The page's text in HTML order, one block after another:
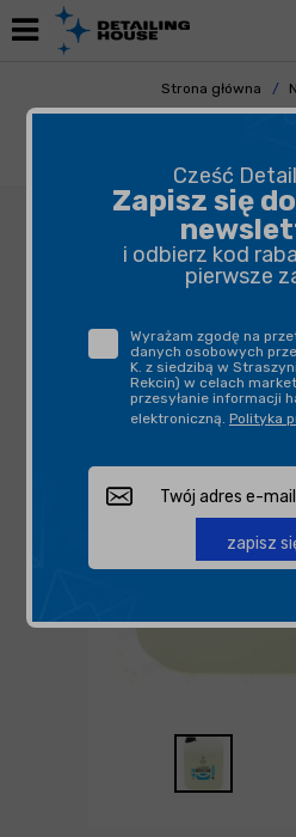
Strona główna
Mycie i
Cześć
Zapisz się
i odbierz kod
pierwsze
Wyrażam zgodę na
danych osobowych
K. z siedzibą w
Rekcin) w celach
przesyłanie informacji
elektroniczną. Polityka
zapisz